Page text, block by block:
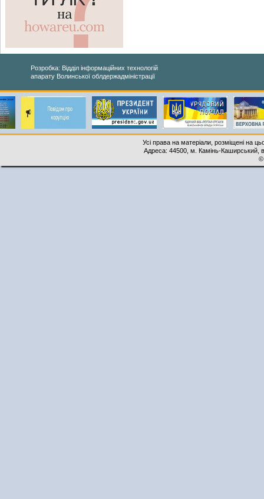
Розробка: Відділ інформаційних технологій
апарату Волинської облдержадміністрації
Усі права на матеріали, розміщені на
Адреса: 44500, м. Камінь-Каширський,
©